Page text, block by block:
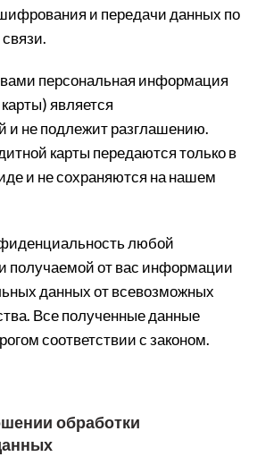
и передачи данных по
персональная информация
является
и не подлежит разглашению.
карты передаются только в
и не сохраняются на нашем
любой
получаемой от вас информации
данных от всевозможных
Все полученные данные
соответствии с законом.
обработки